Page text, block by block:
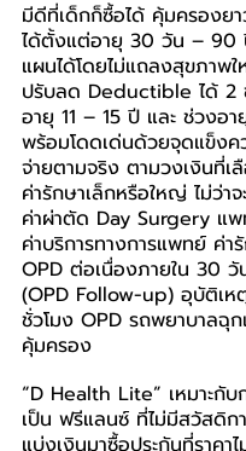
มีดีที่เด็กก็ซื้อได้ คุ้มครองย
ได้ตั้งแต่อายุ 30 วัน – 90
แผนได้โดยไม่แถลงสุขภาพ
ปรับลด Deductible ได้ 2
อายุ 11 – 15 ปี และ ช่วงอ
พร้อมโดดเด่นด้วยจุดแข็งค
จ่ายตามจริง ตามวงเงินที่
ค่ารักษาเล็กหรือใหญ่ ไม่ว่าจ
ค่าผ่าตัด Day Surgery แ
ค่าบริการทางการแพทย์ ค่า
OPD ต่อเนื่องภายใน 30
(OPD Follow-up) อุบัติเห
ชั่วโมง OPD รถพยาบาลฉุก
คุ้มครอง
“D Health Lite” เหมาะกั
เป็น ฟรีแลนซ์ ที่ไม่มีสวัสดิก
แบ่งเงินมาซื้อประกันที่ราคา